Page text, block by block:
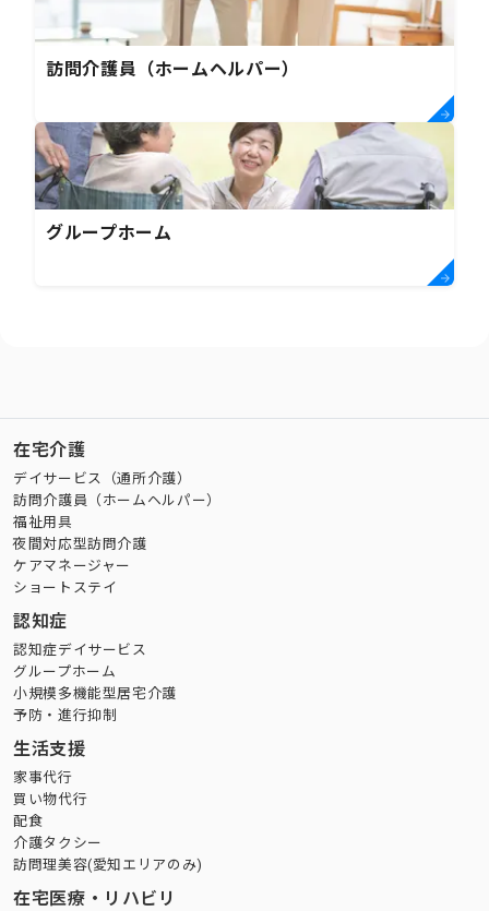
訪問介護員（ホームヘルパー）
グループホーム
在宅介護
デイサービス（通所介護）
訪問介護員（ホームヘルパー）
福祉用具
夜間対応型訪問介護
ケアマネージャー
ショートステイ
認知症
認知症デイサービス
グループホーム
小規模多機能型居宅介護
予防・進行抑制
生活支援
家事代行
買い物代行
配食
介護タクシー
訪問理美容(愛知エリアのみ)
在宅医療・リハビリ